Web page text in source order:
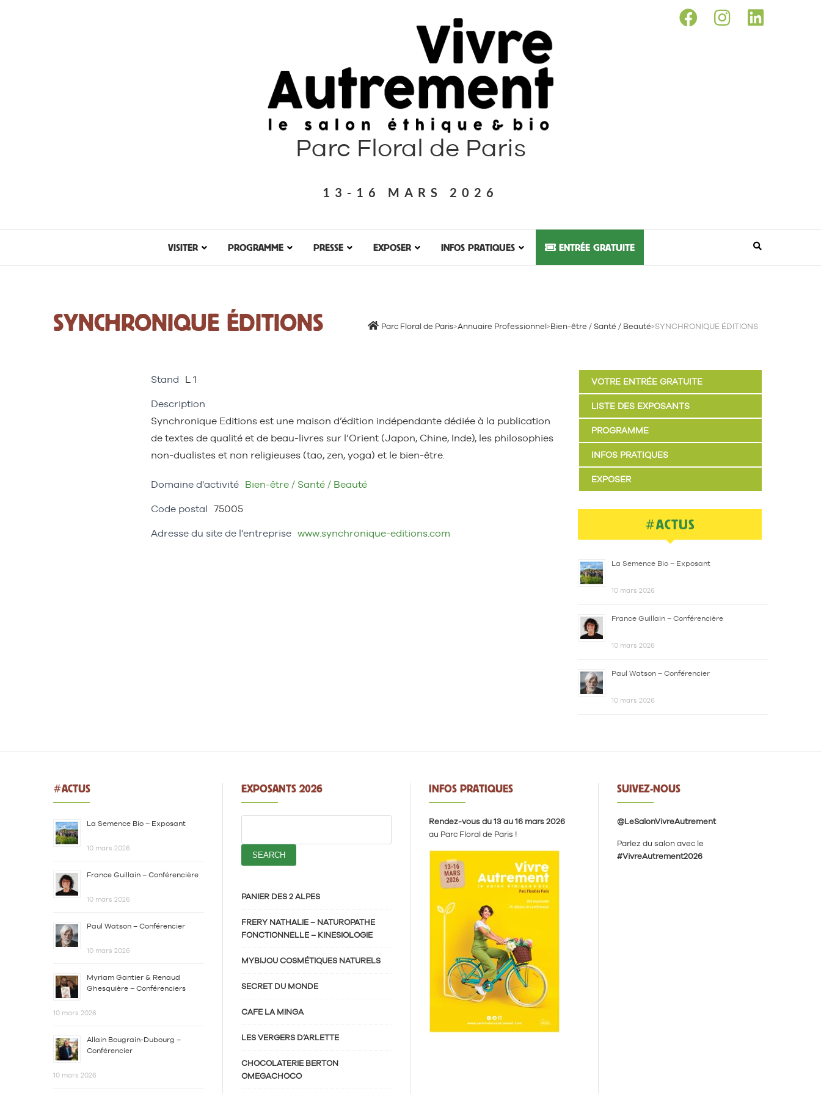
Parc Floral de Paris
13-16 MARS 2026
VISITER PROGRAMME PRESSE EXPOSER INFOS PRATIQUES ENTRÉE GRATUITE
SYNCHRONIQUE ÉDITIONS Parc Floral de Paris>Annuaire Professionnel>Bien-être / Santé / Beauté>SYNCHRONIQUE ÉDITIONS
Stand L 1
Description
Synchronique Editions est une maison d’édition indépendante dédiée à la publication
de textes de qualité et de beau-livres sur l’Orient (Japon, Chine, Inde), les philosophies
non-dualistes et non religieuses (tao, zen, yoga) et le bien-être.
Domaine d'activité Bien-être / Santé / Beauté
Code postal 75005
Adresse du site de l'entreprise www.synchronique-editions.com
VOTRE ENTRÉE GRATUITE
LISTE DES EXPOSANTS
PROGRAMME
INFOS PRATIQUES
EXPOSER
#ACTUS
La Semence Bio – Exposant
10 mars 2026
France Guillain – Conférencière
10 mars 2026
Paul Watson – Conférencier
10 mars 2026
#ACTUS
La Semence Bio – Exposant
10 mars 2026
France Guillain – Conférencière
10 mars 2026
Paul Watson – Conférencier
10 mars 2026
Myriam Gantier & Renaud
Ghesquière – Conférenciers
10 mars 2026
Allain Bougrain-Dubourg –
Conférencier
10 mars 2026
EXPOSANTS 2026
PANIER DES 2 ALPES
FRERY NATHALIE – NATUROPATHE
FONCTIONNELLE – KINESIOLOGIE
MYBIJOU COSMÉTIQUES NATURELS
SECRET DU MONDE
CAFE LA MINGA
LES VERGERS D’ARLETTE
CHOCOLATERIE BERTON
OMEGACHOCO
INFOS PRATIQUES
Rendez-vous du 13 au 16 mars 2026
au Parc Floral de Paris !
SUIVEZ-NOUS
@LeSalonVivreAutrement
Parlez du salon avec le
#VivreAutrement2026